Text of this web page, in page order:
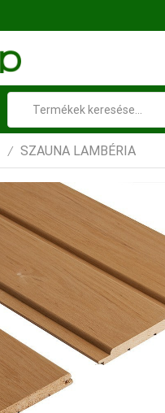
/ SZAUNA LAMBÉRIA